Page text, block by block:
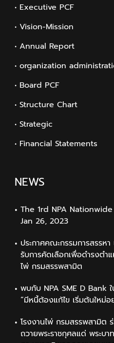
• Executive PCF
• Vision-Mission
• Annual Report
• organization
• Board PCF
• Structure Chart
• Strategic
• Financial Statements
NEWS
The 1rd NPA
Jan 26, 2023
ประกาศคณะกรรมการสรรห
รับการคัดเลือกเพื่อดำรงตำ
ไพ่ กรมสรรพสามิต
พบกับ NPA SME D Bank
“มีหนี้ต้องแก้ไข เริ่มต้นใหม่
โรงงานไพ่ กรมสรรพสามิต
ถวายพระราชกุศลแด่ พระบา